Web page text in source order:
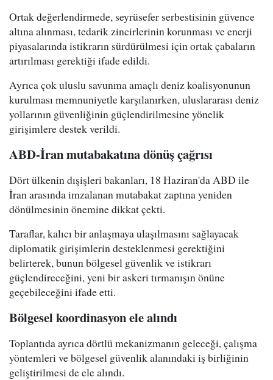
Ortak değerlendirmede, seyrüsefer serbestisinin güvence
altına alınması, tedarik zincirlerinin korunması ve enerji
piyasalarında istikrarın sürdürülmesi için ortak çabaların
artırılması gerektiği ifade edildi.
Ayrıca çok uluslu savunma amaçlı deniz koalisyonunun
kurulması memnuniyetle karşılanırken, uluslararası deniz
yollarının güvenliğinin güçlendirilmesine yönelik
girişimlere destek verildi.
ABD-İran mutabakatına dönüş çağrısı
Dört ülkenin dışişleri bakanları, 18 Haziran'da ABD ile
İran arasında imzalanan mutabakat zaptına yeniden
dönülmesinin önemine dikkat çekti.
Taraflar, kalıcı bir anlaşmaya ulaşılmasını sağlayacak
diplomatik girişimlerin desteklenmesi gerektiğini
belirterek, bunun bölgesel güvenlik ve istikrarı
güçlendireceğini, yeni bir askeri tırmanışın önüne
geçebileceğini ifade etti.
Bölgesel koordinasyon ele alındı
Toplantıda ayrıca dörtlü mekanizmanın geleceği, çalışma
yöntemleri ve bölgesel güvenlik alanındaki iş birliğinin
geliştirilmesi de ele alındı.